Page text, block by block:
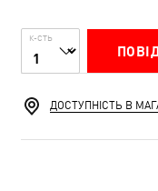
К-СТЬ
ДОСТУПНІСТЬ В